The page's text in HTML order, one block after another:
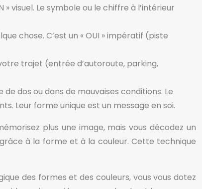
visuel. Le symbole ou le chiffre à l’intérieur
chose. C’est un « OUI » impératif (piste
trajet (entrée d’autoroute, parking,
dos ou dans de mauvaises conditions. Le
Leur forme unique est un message en soi.
plus une image, mais vous décodez un
à la forme et à la couleur. Cette technique
des formes et des couleurs, vous vous dotez